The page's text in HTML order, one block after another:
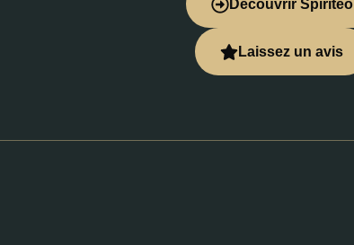
Découvrir Spiriteo
Laissez un avis